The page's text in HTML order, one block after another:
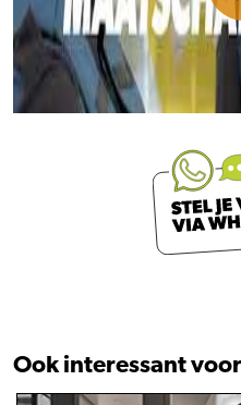
Ook interessant